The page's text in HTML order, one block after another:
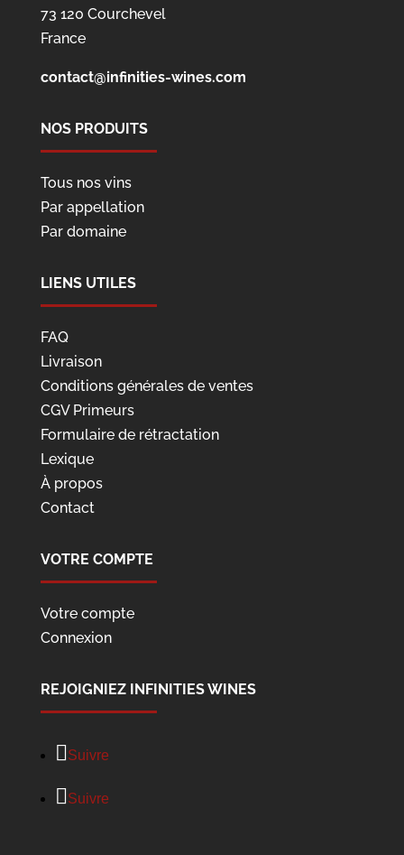
73 120 Courchevel
France
contact@infinities-wines.com
NOS PRODUITS
Tous nos vins
Par appellation
Par domaine
LIENS UTILES
FAQ
Livraison
Conditions générales de ventes
CGV Primeurs
Formulaire de rétractation
Lexique
À propos
Contact
VOTRE COMPTE
Votre compte
Connexion
REJOIGNIEZ INFINITIES WINES
Suivre
Suivre